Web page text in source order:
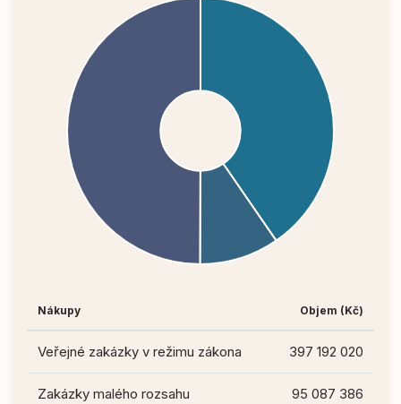
Nákupy Objem (Kč)
Veřejné zakázky v režimu zákona 397 192 020
Zakázky malého rozsahu 95 087 386